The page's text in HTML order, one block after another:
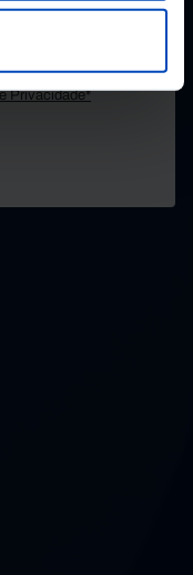
pessoais aqui
Privacidade*